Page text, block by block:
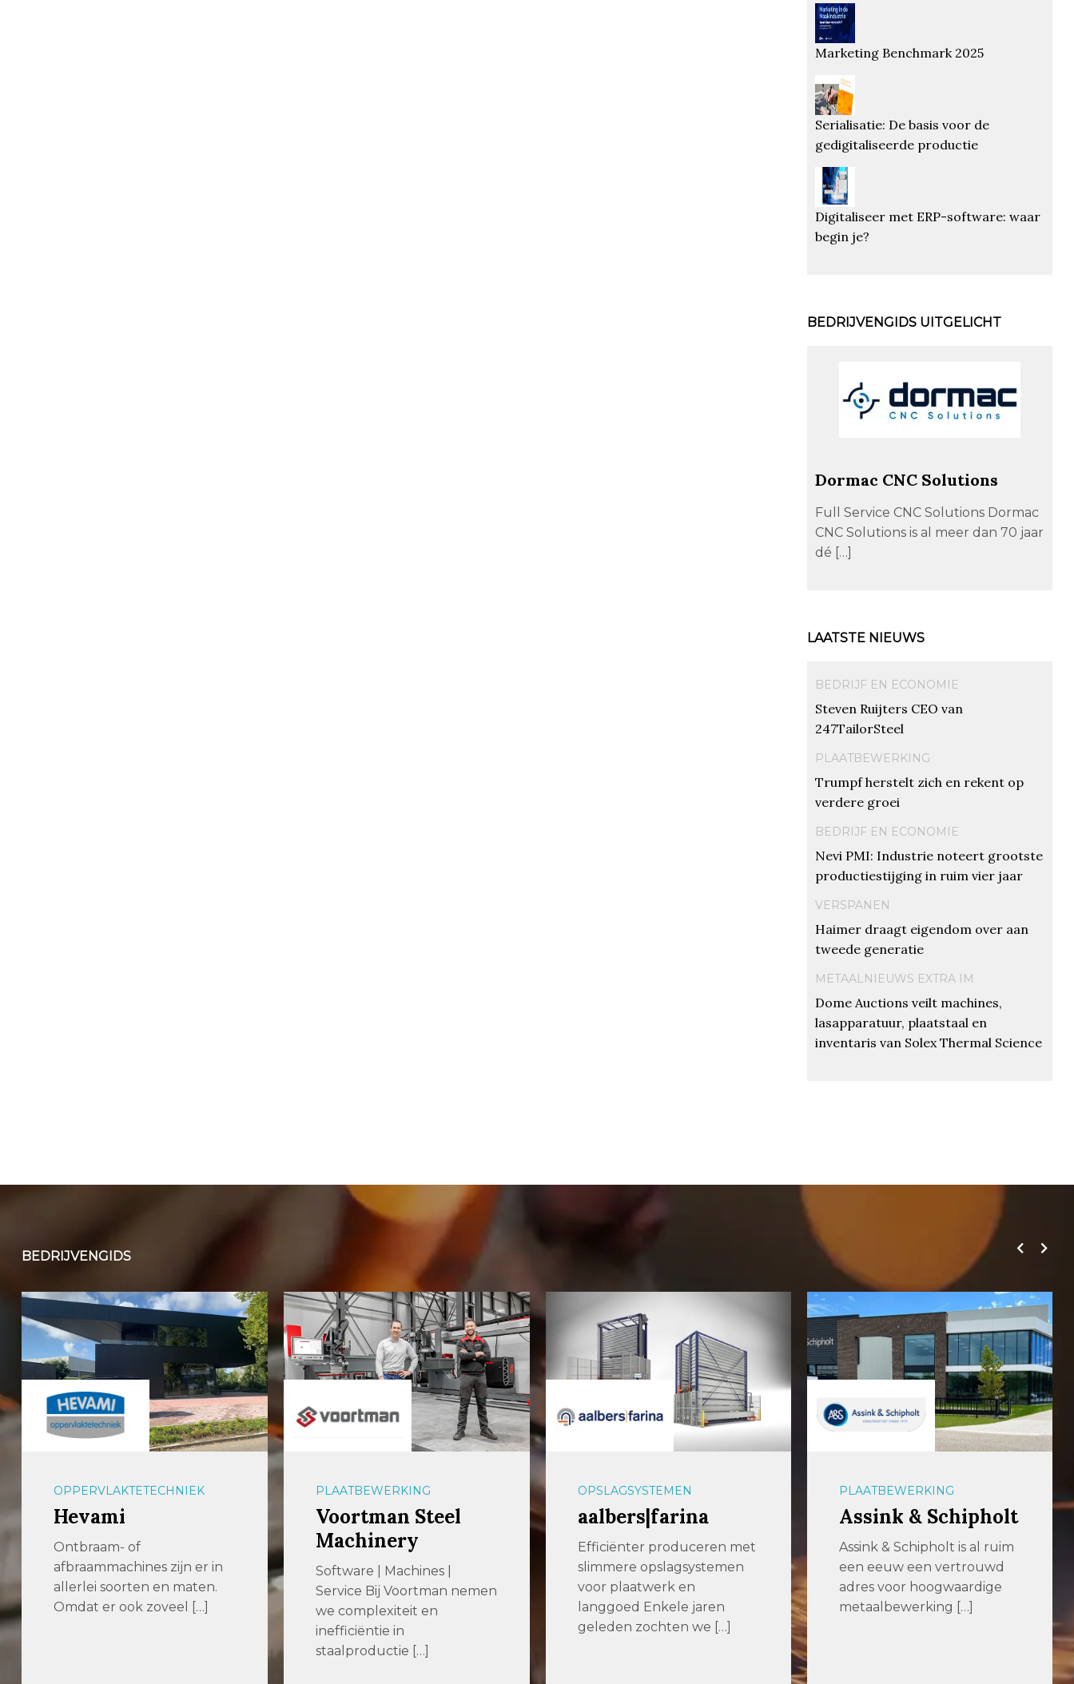
Marketing Benchmark 2025
Serialisatie: De basis voor de
gedigitaliseerde productie
Digitaliseer met ERP-software: waar
begin je?
BEDRIJVENGIDS UITGELICHT
Dormac CNC Solutions
Full Service CNC Solutions Dormac
CNC Solutions is al meer dan 70 jaar
dé […]
LAATSTE NIEUWS
BEDRIJF EN ECONOMIE
Steven Ruijters CEO van
247TailorSteel
PLAATBEWERKING
Trumpf herstelt zich en rekent op
verdere groei
BEDRIJF EN ECONOMIE
Nevi PMI: Industrie noteert grootste
productiestijging in ruim vier jaar
VERSPANEN
Haimer draagt eigendom over aan
tweede generatie
METAALNIEUWS EXTRA IM
Dome Auctions veilt machines,
lasapparatuur, plaatstaal en
inventaris van Solex Thermal Science
BEDRIJVENGIDS
OPPERVLAKTETECHNIEK
Hevami
Ontbraam- of
afbraammachines zijn er in
allerlei soorten en maten.
Omdat er ook zoveel […]
PLAATBEWERKING
Voortman Steel
Machinery
Software | Machines |
Service Bij Voortman nemen
we complexiteit en
inefficiëntie in
staalproductie […]
OPSLAGSYSTEMEN
aalbers|farina
Efficiënter produceren met
slimmere opslagsystemen
voor plaatwerk en
langgoed Enkele jaren
geleden zochten we […]
PLAATBEWERKING
Assink & Schipholt
Assink & Schipholt is al ruim
een eeuw een vertrouwd
adres voor hoogwaardige
metaalbewerking […]